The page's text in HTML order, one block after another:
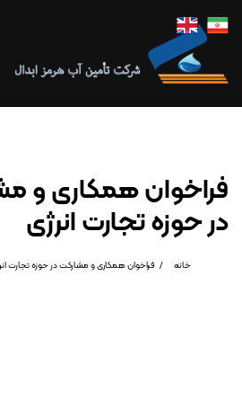
فراخوان همکاری و
در حوزه تجارت انرژی
خانه فراخوان همکاری و مشارکت در حوزه تجارت